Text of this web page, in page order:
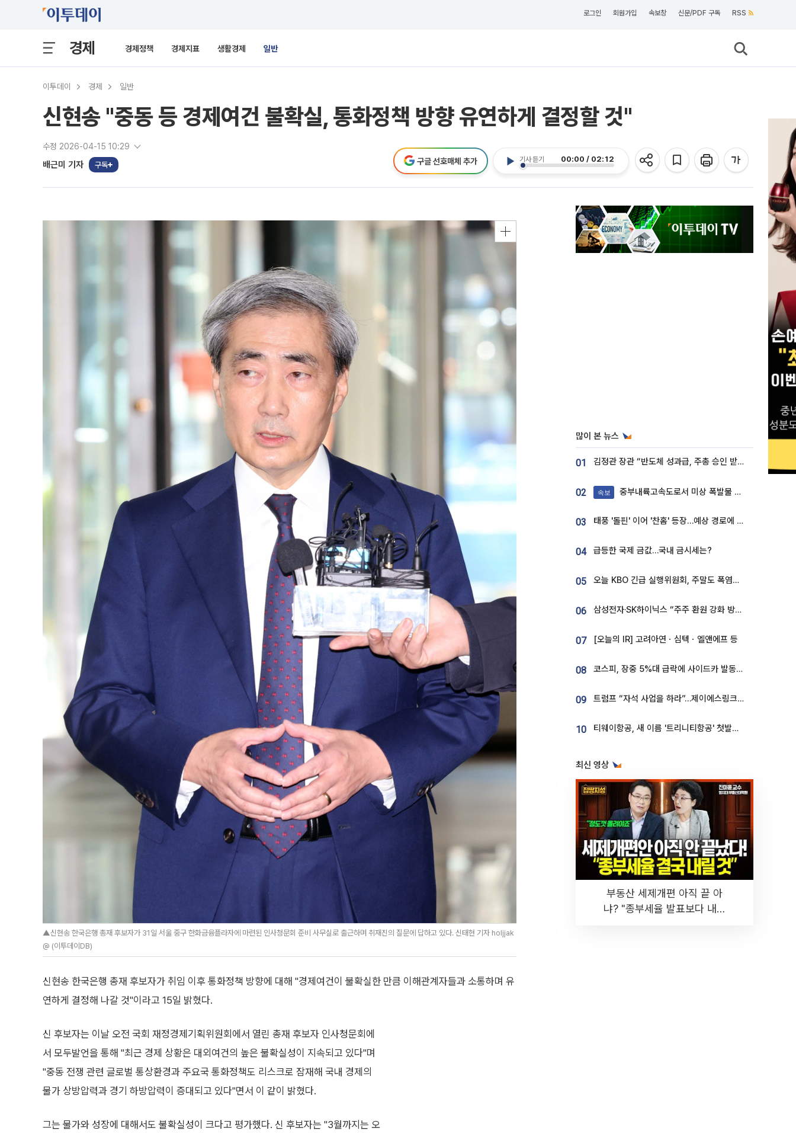
로그인 회원가입 속보창 신문/PDF 구독 RSS
경제 경제정책 경제지표 생활경제 일반
이투데이 경제 일반
신현송 "중동 등 경제여건 불확실, 통화정책 방향 유연하게 결정할 것"
수정 2026-04-15 10:29
배근미 기자 구독
기사 듣기 00:00 / 02:12
구글 선호매체 추가
▲신현송 한국은행 총재 후보자가 31일 서울 중구 한화금융플라자에 마련된 인사청문회 준비 사무실로 출근하며 취재진의 질문에 답하고 있다. 신태현 기자 holjjak
@ (이투데이DB)
신현송 한국은행 총재 후보자가 취임 이후 통화정책 방향에 대해 "경제여건이 불확실한 만큼 이해관계자들과 소통하며 유
연하게 결정해 나갈 것"이라고 15일 밝혔다.
신 후보자는 이날 오전 국회 재정경제기획위원회에서 열린 총재 후보자 인사청문회에
서 모두발언을 통해 "최근 경제 상황은 대외여건의 높은 불확실성이 지속되고 있다"며
"중동 전쟁 관련 글로벌 통상환경과 주요국 통화정책도 리스크로 잠재해 국내 경제의
물가 상방압력과 경기 하방압력이 증대되고 있다"면서 이 같이 밝혔다.
그는 물가와 성장에 대해서도 불확실성이 크다고 평가했다. 신 후보자는 "3월까지는 오
많이 본 뉴스
01 김정관 장관 “반도체 성과급, 주총 승인 받도록”…상법·자본시장법 개정 시사
02 속보 중부내륙고속도로서 미상 폭발물 발견
03 태풍 '돌핀' 이어 '찬홈' 등장…예상 경로에 한국 '한숨'
04 급등한 국제 금값…국내 금시세는?
05 오늘 KBO 긴급 실행위원회, 주말도 폭염취소 될까
06 삼성전자·SK하이닉스 “주주 환원 강화 방안 마련”
07 [오늘의 IR] 고려아연ㆍ심텍ㆍ엘앤에프 등
08 코스피, 장중 5%대 급락에 사이드카 발동…삼성·SK 동반 폭락
09 트럼프 “자석 사업을 하라”…제이에스링크, 비중국 영구자석 공급망 구축 속도
10 티웨이항공, 새 이름 '트리니티항공' 첫발…SSC 전략 본격화
최신 영상
부동산 세제개편 아직 끝 아
냐? "종부세율 발표보다 내릴